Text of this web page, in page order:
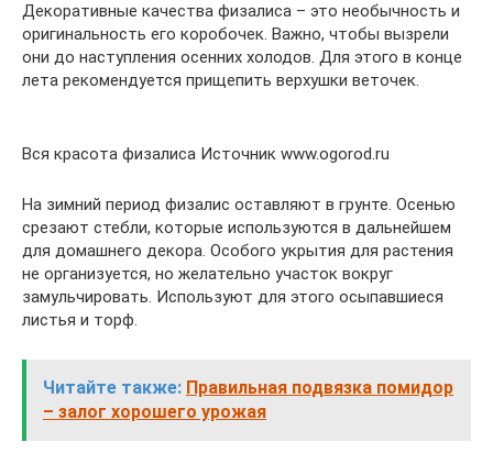
Декоративные качества физалиса – это необычность и
оригинальность его коробочек. Важно, чтобы вызрели
они до наступления осенних холодов. Для этого в конце
лета рекомендуется прищепить верхушки веточек.
Вся красота физалиса Источник www.ogorod.ru
На зимний период физалис оставляют в грунте. Осенью
срезают стебли, которые используются в дальнейшем
для домашнего декора. Особого укрытия для растения
не организуется, но желательно участок вокруг
замульчировать. Используют для этого осыпавшиеся
листья и торф.
Читайте также: Правильная подвязка помидор
– залог хорошего урожая